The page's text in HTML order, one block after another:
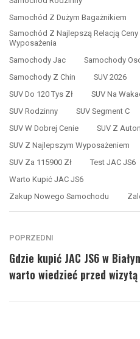
Samochód Z Dużym Bagażnikiem
Samochód Z Najlepszą Relacją Ceny
Wyposażenia
Samochody Jac
Samochody
Samochody Z Chin
SUV 2026
SUV Do 120 Tys Zł
SUV Na
SUV Rodzinny
SUV Segment C
SUV W Dobrej Cenie
SUV Z
SUV Z Najlepszym Wyposażeniem
SUV Za 115900 Zł
Test JAC JS6
Warto Kupić JAC JS6
Zakup Nowego Samochodu
POPRZEDNI
Gdzie kupić JAC JS6 w
warto wiedzieć przed